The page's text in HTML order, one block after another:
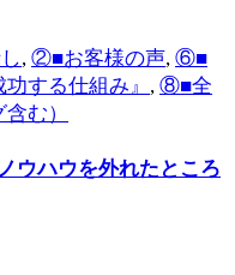
, ②■お客様の声, ⑥■
する仕組み』 , ⑧■全
む）
ウハウを外れたところ